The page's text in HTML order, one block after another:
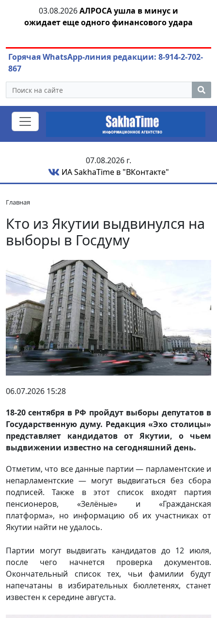
03.08.2026АЛРОСА ушла в минус и
ожидает еще одного финансового удара
Горячая WhatsApp-линия редакции: 8-914-2-702-
867
07.08.2026 г.
ИА SakhaTime в "ВКонтакте"
Главная
Кто из Якутии выдвинулся на
выборы в Госдуму
06.07.2026 15:28
18-20 сентября в РФ пройдут выборы депутатов в
Государственную думу. Редакция «Эхо столицы»
представляет кандидатов от Якутии, о чьем
выдвижении известно на сегодняшний день.
Отметим, что все данные партии — парламентские и
непарламентские — могут выдвигаться без сбора
подписей. Также в этот список входят партия
пенсионеров, «Зелёные» и «Гражданская
платформа», но информацию об их участниках от
Якутии найти не удалось.
Партии могут выдвигать кандидатов до 12 июля,
после чего начнется проверка документов.
Окончательный список тех, чьи фамилии будут
напечатаны в избирательных бюллетенях, станет
известен к середине августа.